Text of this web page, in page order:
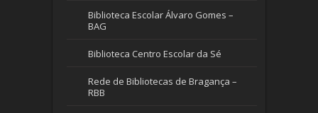
Biblioteca Escolar Álvaro Gomes –
BAG
Biblioteca Centro Escolar da Sé
Rede de Bibliotecas de Bragança –
RBB